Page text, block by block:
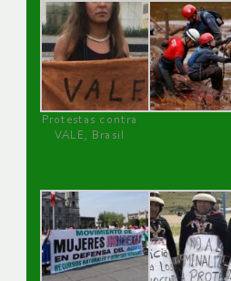
Protestas contra
VALE, Brasil